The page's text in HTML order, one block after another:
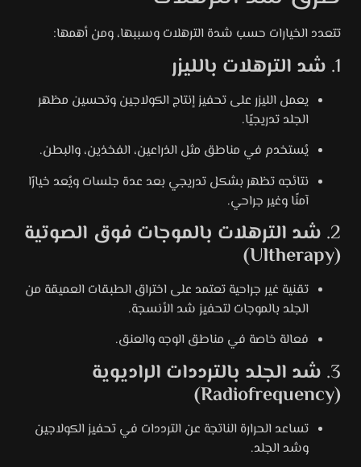
تتعدد الخيارات حسب شدة الترهلات وسببها، ومن أهمها:
1. شد الترهلات بالليزر
يعمل الليزر على تحفيز إنتاج الكولاجين وتحسين مظهر
الجلد تدريجيًا.
يُستخدم في مناطق مثل الذراعين، الفخذين، والبطن.
نتائجه تظهر بشكل تدريجي بعد عدة جلسات ويُعد خيارًا
آمنًا وغير جراحي.
2. شد الترهلات بالموجات فوق الصوتية
(Ultherapy)
تقنية غير جراحية تعتمد على اختراق الطبقات العميقة من
الجلد بالموجات لتحفيز شد الأنسجة.
فعالة خاصة في مناطق الوجه والعنق.
3. شد الجلد بالترددات الراديوية
(Radiofrequency)
تساعد الحرارة الناتجة عن الترددات في تحفيز الكولاجين
وشد الجلد.